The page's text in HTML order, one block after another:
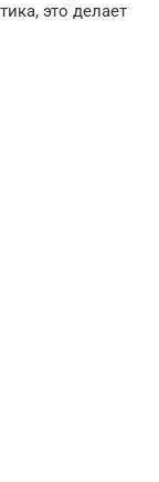
это делает